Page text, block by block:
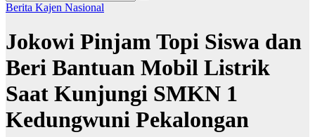
Berita Kajen Nasional
Jokowi Pinjam Topi Siswa dan
Beri Bantuan Mobil Listrik
Saat Kunjungi SMKN 1
Kedungwuni Pekalongan